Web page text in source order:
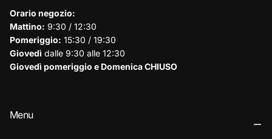
Orario negozio:
Mattino: 9:30 / 12:30
Pomeriggio: 15:30 / 19:30
Giovedì dalle 9:30 alle 12:30
Giovedì pomeriggio e Domenica CHIUSO
Menu